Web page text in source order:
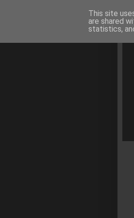
This site
are shared
statistics,